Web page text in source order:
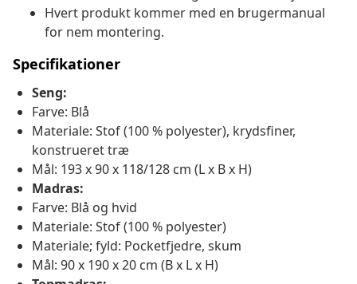
Hvert produkt kommer med en brugermanual
for nem montering.
Specifikationer
Seng:
Farve: Blå
Materiale: Stof (100 % polyester), krydsfiner,
konstrueret træ
Mål: 193 x 90 x 118/128 cm (L x B x H)
Madras:
Farve: Blå og hvid
Materiale: Stof (100 % polyester)
Materiale; fyld: Pocketfjedre, skum
Mål: 90 x 190 x 20 cm (B x L x H)